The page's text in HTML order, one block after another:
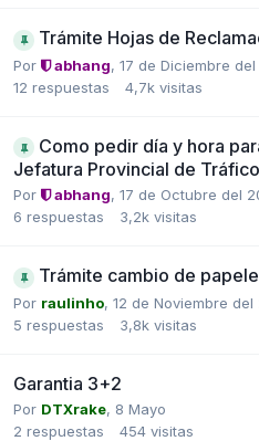
Trámite Hojas de
Por abhang, 17 de Diciembre del
12 respuestas 4,7k visitas
Como pedir día y hora
Jefatura Provincial de
Por abhang, 17 de Octubre del
6 respuestas 3,2k visitas
Trámite cambio de
Por raulinho, 12 de Noviembre del
5 respuestas 3,8k visitas
Garantia 3+2
Por DTXrake, 8 Mayo
2 respuestas 454 visitas